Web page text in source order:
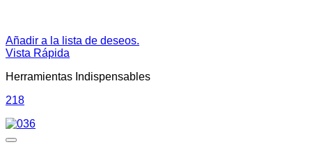
Añadir a la lista de deseos.
Vista Rápida
Herramientas Indispensables
218